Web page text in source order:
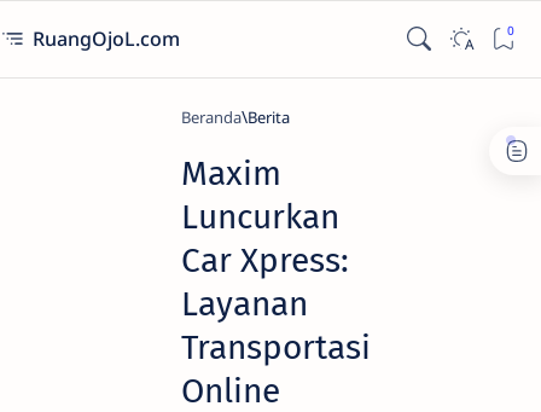
RuangOjoL.com
Beranda Berita
Maxim
Luncurkan
Car Xpress:
Layanan
Transportasi
Online